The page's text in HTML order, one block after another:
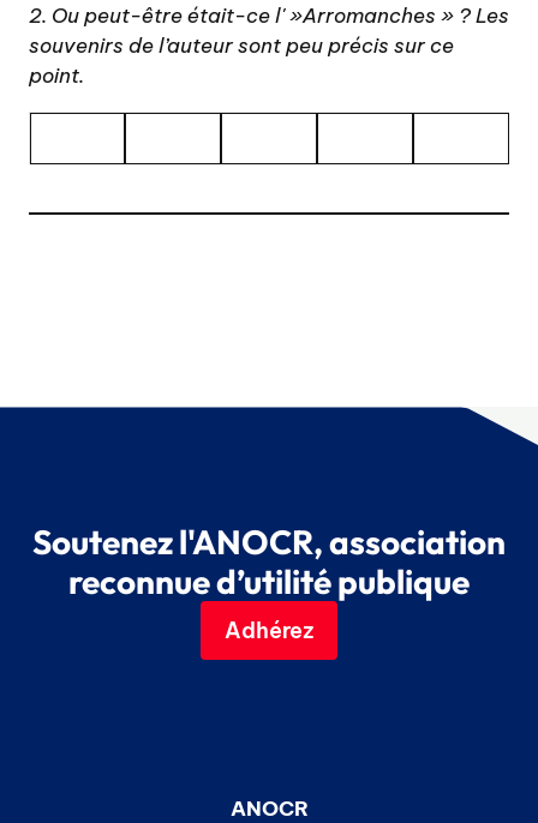
2. Ou peut-être était-ce l' »Arromanches » ? Les
souvenirs de l’auteur sont peu précis sur ce
point.
Soutenez l'ANOCR, association
reconnue d’utilité publique
Adhérez
ANOCR